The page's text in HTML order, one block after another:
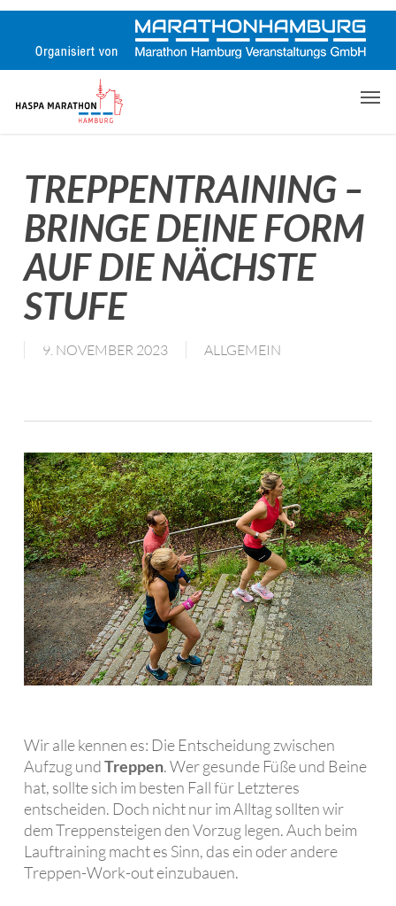
Skip
content
TREPPENTRAINING –
BRINGE DEINE FORM
AUF DIE NÄCHSTE
STUFE
9. NOVEMBER 2023 ALLGEMEIN
Wir alle kennen es: Die Entscheidung zwischen
Aufzug undTreppen. Wer gesunde Füße und Beine
hat, sollte sich im besten Fall für Letzteres
entscheiden. Doch nicht nur im Alltag sollten wir
dem Treppensteigen den Vorzug legen. Auch beim
Lauftraining macht es Sinn, das ein oder andere
Treppen-Work-out einzubauen.